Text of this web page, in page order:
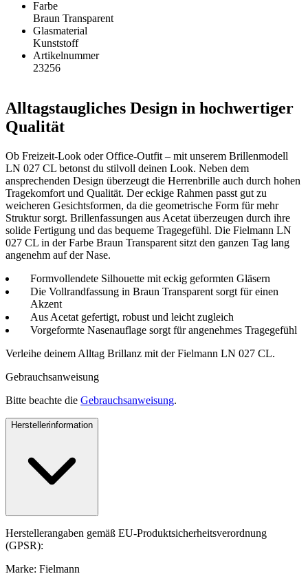
Farbe
Braun Transparent
Glasmaterial
Kunststoff
Artikelnummer
23256
Alltagstaugliches Design in hochwertiger
Qualität
Ob Freizeit-Look oder Office-Outfit – mit unserem Brillenmodell
LN 027 CL betonst du stilvoll deinen Look. Neben dem
ansprechenden Design überzeugt die Herrenbrille auch durch hohen
Tragekomfort und Qualität. Der eckige Rahmen passt gut zu
weicheren Gesichtsformen, da die geometrische Form für mehr
Struktur sorgt. Brillenfassungen aus Acetat überzeugen durch ihre
solide Fertigung und das bequeme Tragegefühl. Die Fielmann LN
027 CL in der Farbe Braun Transparent sitzt den ganzen Tag lang
angenehm auf der Nase.
Formvollendete Silhouette mit eckig geformten Gläsern
Die Vollrandfassung in Braun Transparent sorgt für einen
Akzent
Aus Acetat gefertigt, robust und leicht zugleich
Vorgeformte Nasenauflage sorgt für angenehmes Tragegefühl
Verleihe deinem Alltag Brillanz mit der Fielmann LN 027 CL.
Gebrauchsanweisung
Bitte beachte die Gebrauchsanweisung.
Herstellerinformation
Herstellerangaben gemäß EU-Produktsicherheitsverordnung
(GPSR):
Marke: Fielmann